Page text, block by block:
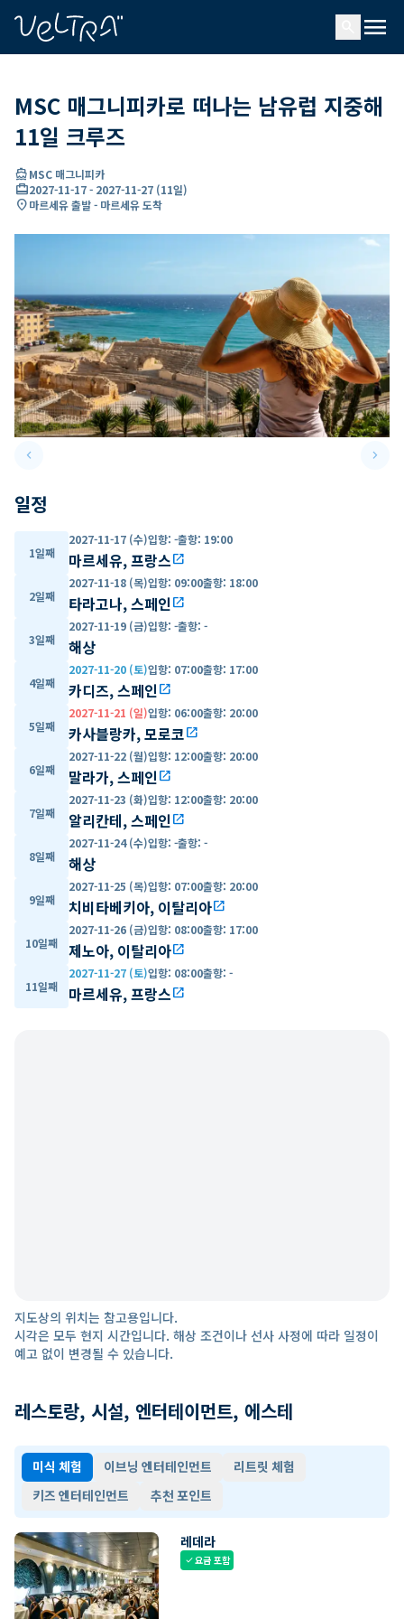
menu
MSC 매그니피카로 떠나는 남유럽 지중해
11일 크루즈
directions_boatMSC 매그니피카
card_travel2027-11-17- 2027-11-27 (11일)
location_on마르세유 출발 - 마르세유 도착
keyboard_arrow_leftPrevious slide keyboard_arrow_right
일정
1일째
2027-11-17 (수)입항: -출항: 19:00
마르세유, 프랑스open_in_new
2일째
2027-11-18 (목)입항: 09:00출항: 18:00
타라고나, 스페인open_in_new
3일째
2027-11-19 (금)입항: -출항: -
해상
4일째
2027-11-20 (토)입항: 07:00출항: 17:00
카디즈, 스페인open_in_new
5일째
2027-11-21 (일)입항: 06:00출항: 20:00
카사블랑카, 모로코open_in_new
6일째
2027-11-22 (월)입항: 12:00출항: 20:00
말라가, 스페인open_in_new
7일째
2027-11-23 (화)입항: 12:00출항: 20:00
알리칸테, 스페인open_in_new
8일째
2027-11-24 (수)입항: -출항: -
해상
9일째
2027-11-25 (목)입항: 07:00출항: 20:00
치비타베키아, 이탈리아open_in_new
10일째
2027-11-26 (금)입항: 08:00출항: 17:00
제노아, 이탈리아open_in_new
11일째
2027-11-27 (토)입항: 08:00출항: -
마르세유, 프랑스open_in_new
지도상의 위치는 참고용입니다.
시각은 모두 현지 시간입니다. 해상 조건이나 선사 사정에 따라 일정이
예고 없이 변경될 수 있습니다.
레스토랑, 시설, 엔터테이먼트, 에스테
미식 체험 이브닝 엔터테인먼트
리트릿 체험
키즈 엔터테인먼트
추천 포인트
레데라
check요금 포함